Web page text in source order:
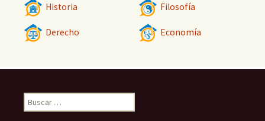
Historia Filosofía
Derecho Economía
Buscar: